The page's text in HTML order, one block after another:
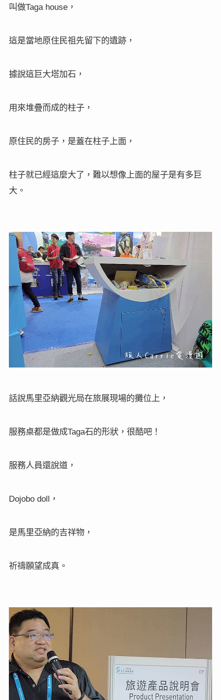
叫做Taga house，
這是當地原住民祖先留下的遺跡，
據說這巨大塔加石，
用來堆疊而成的柱子，
原住民的房子，是蓋在柱子上面，
柱子就已經這麼大了，難以想像上面的屋子是有多巨
大。
話說馬里亞納觀光局在旅展現場的攤位上，
服務桌都是做成Taga石的形狀，很酷吧！
服務人員還說道，
Dojobo doll ，
是馬里亞納的吉祥物，
祈禱願望成真。